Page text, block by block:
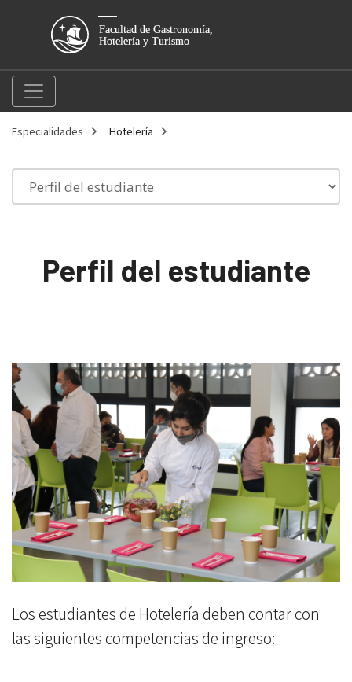
Especialidades Hotelería
Perfil del estudiante
Los estudiantes de Hotelería deben contar con
las siguientes competencias de ingreso: